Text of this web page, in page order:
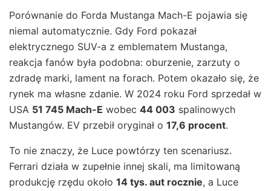
Porównanie do Forda Mustanga Mach-E pojawia się
niemal automatycznie. Gdy Ford pokazał
elektrycznego SUV-a z emblematem Mustanga,
reakcja fanów była podobna: oburzenie, zarzuty o
zdradę marki, lament na forach. Potem okazało się, że
rynek ma własne zdanie. W 2024 roku Ford sprzedał w
USA 51 745 Mach-E wobec 44 003 spalinowych
Mustangów. EV przebił oryginał o 17,6 procent.
To nie znaczy, że Luce powtórzy ten scenariusz.
Ferrari działa w zupełnie innej skali, ma limitowaną
produkcję rzędu około 14 tys. aut rocznie, a Luce